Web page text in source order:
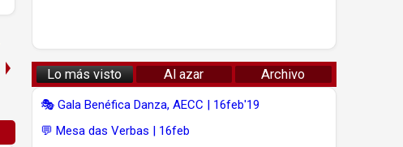
Lo más visto Al azar Archivo
🎭 Gala Benéfica Danza, AECC | 16feb'19
💬 Mesa das Verbas | 16feb